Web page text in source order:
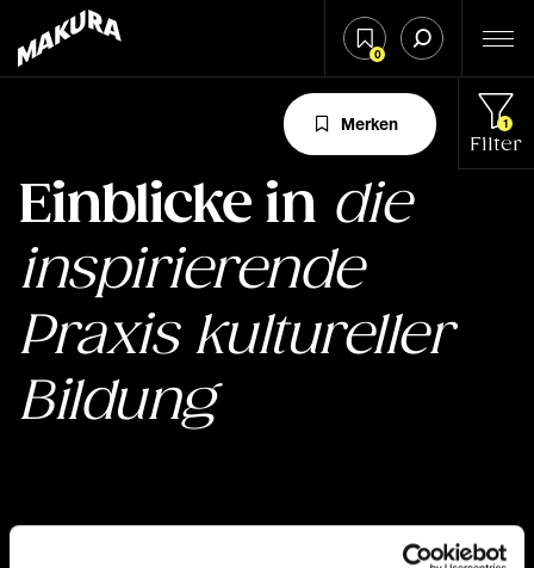
0
Einblicke in die
inspirierende
Praxis kultureller
Bildung
Merken 1
Filter